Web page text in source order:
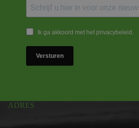
Ik ga akkoord met het privacybeleid.
Versturen
ADRES